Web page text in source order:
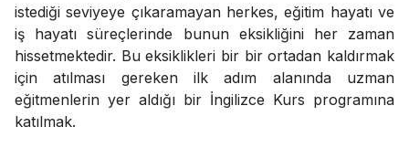
istediği seviyeye çıkaramayan herkes, eğitim hayatı ve
iş hayatı süreçlerinde bunun eksikliğini her zaman
hissetmektedir. Bu eksiklikleri bir bir ortadan kaldırmak
için atılması gereken ilk adım alanında uzman
eğitmenlerin yer aldığı bir İngilizce Kurs programına
katılmak.